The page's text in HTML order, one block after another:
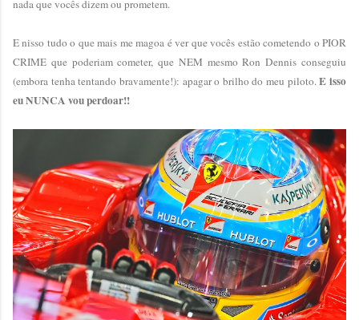
nada que vocês dizem ou prometem.
E nisso tudo o que mais me magoa é ver que vocês estão cometendo o PIOR
CRIME que poderiam cometer, que NEM mesmo Ron Dennis conseguiu
(embora tenha tentando bravamente!): apagar o brilho do meu piloto.E isso
eu NUNCA vou perdoar!!